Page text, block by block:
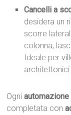
Cancelli a
desidera un
scorre
colonna,
Ideale per
architettonici
Ogniautomazione
completata con